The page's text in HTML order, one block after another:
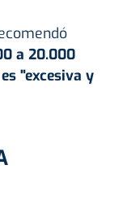
a 20.000
"excesiva y